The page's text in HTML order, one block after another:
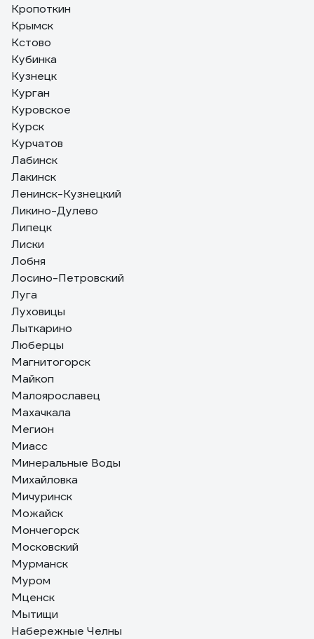
Кропоткин
Крымск
Кстово
Кубинка
Кузнецк
Курган
Куровское
Курск
Курчатов
Лабинск
Лакинск
Ленинск-Кузнецкий
Ликино-Дулево
Липецк
Лиски
Лобня
Лосино-Петровский
Луга
Луховицы
Лыткарино
Люберцы
Магнитогорск
Майкоп
Малоярославец
Махачкала
Мегион
Миасс
Минеральные Воды
Михайловка
Мичуринск
Можайск
Мончегорск
Московский
Мурманск
Муром
Мценск
Мытищи
Набережные Челны